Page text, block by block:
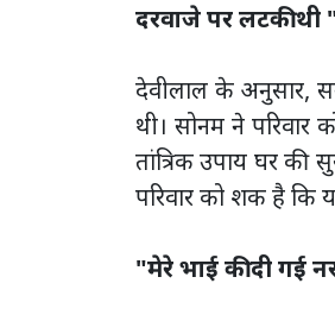
दरवाजे पर लटकी
देवीलाल के अनुसार,
थी। सोनम ने परिवार
तांत्रिक उपाय घर की
परिवार को शक है कि
"मेरे भाई की दी गई